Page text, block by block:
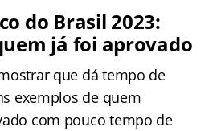
do Brasil 2023:
já foi aprovado
que dá tempo de
exemplos de quem
com pouco tempo de